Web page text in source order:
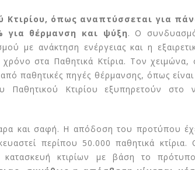
Κτιρίου, όπως αναπτύσσεται για
για θέρμανση και ψύξη. Ο
με ανάκτηση ενέργειας και η
στα Παθητικά Κτίρια. Τον χειμώνα,
παθητικές πηγές θέρμανσης, όπως είναι
Παθητικού Κτιρίου εξυπηρετούν στο
και σαφή. Η απόδοση του προτύπου
περίπου 50.000 παθητικά κτίρια.
κατασκευή κτιρίων με βάση το
Αθήνα η 5η
προσφυγική
κλέβει την
στις
Στη Ρόδο η 2η Ετήσια
Σύνοδος Κορυφής
Smart Energy Cluster
10 Ιουλίου 2026
Ευρωπαίοι εταίροι
έργου NEW EPOCH